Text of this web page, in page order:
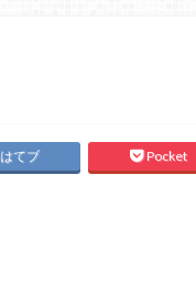
はてブ Pocket